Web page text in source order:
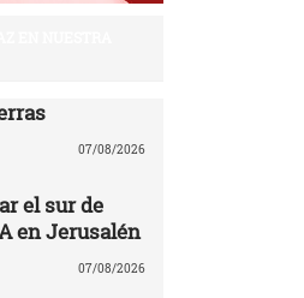
07/08/2026
el sur de
en Jerusalén
07/08/2026